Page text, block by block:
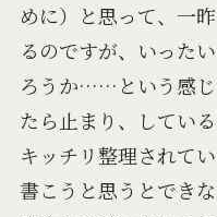
めに）と思って、一
るのですが、いった
ろうか……という感じ
たら止まり、してい
キッチリ整理されて
書こうと思うとでき